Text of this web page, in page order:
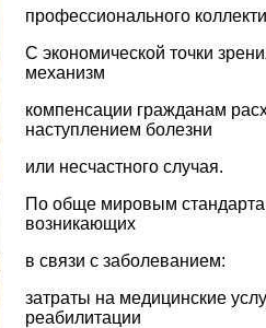
профессионального
С экономической точки
механизм
компенсации гражданам
наступлением болезни
или несчастного случая.
По обще мировым
возникающих
в связи с заболеванием:
затраты на медицинские
реабилитации